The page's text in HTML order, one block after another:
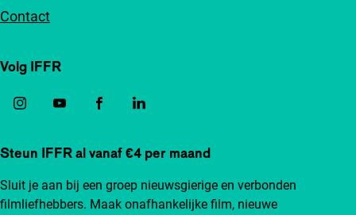
Contact
Volg IFFR
Steun IFFR al vanaf €4 per maand
Sluit je aan bij een groep nieuwsgierige en verbonden
filmliefhebbers. Maak onafhankelijke film, nieuwe